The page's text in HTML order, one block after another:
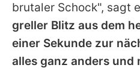
brutaler Schock", sagt
greller Blitz aus dem
einer Sekunde zur
alles ganz anders und